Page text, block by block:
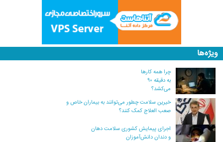
ویژه‌ها
چرا همه کارها
به دقیقه ۹۰
می‌کشد؟
خیرین سلامت چطور می‌توانند به بیماران خاص و
صعب العلاج کمک کنند؟
اجرای پیمایش کشوری سلامت دهان
و دندان دانش‌آموزان